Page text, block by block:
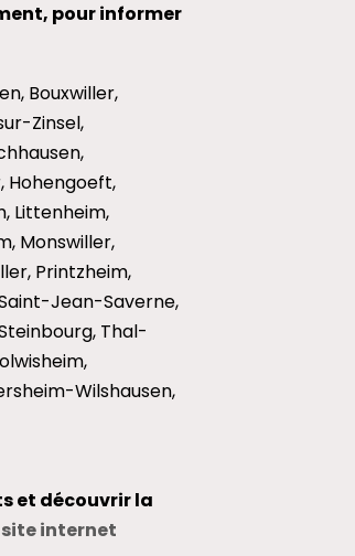
pour informer
Bouxwiller,
Zinsel,
Hohengoeft,
Littenheim,
Monswiller,
Printzheim,
Jean-Saverne,
Thal-
Wilshausen,
et découvrir la
internet